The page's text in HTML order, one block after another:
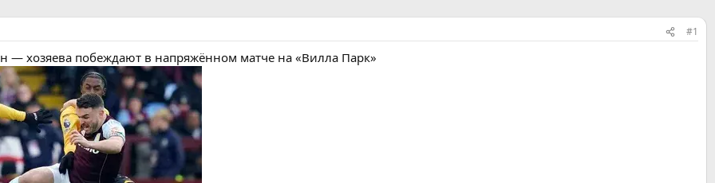
#1
— хозяева побеждают в напряжённом матче на «Вилла Парк»